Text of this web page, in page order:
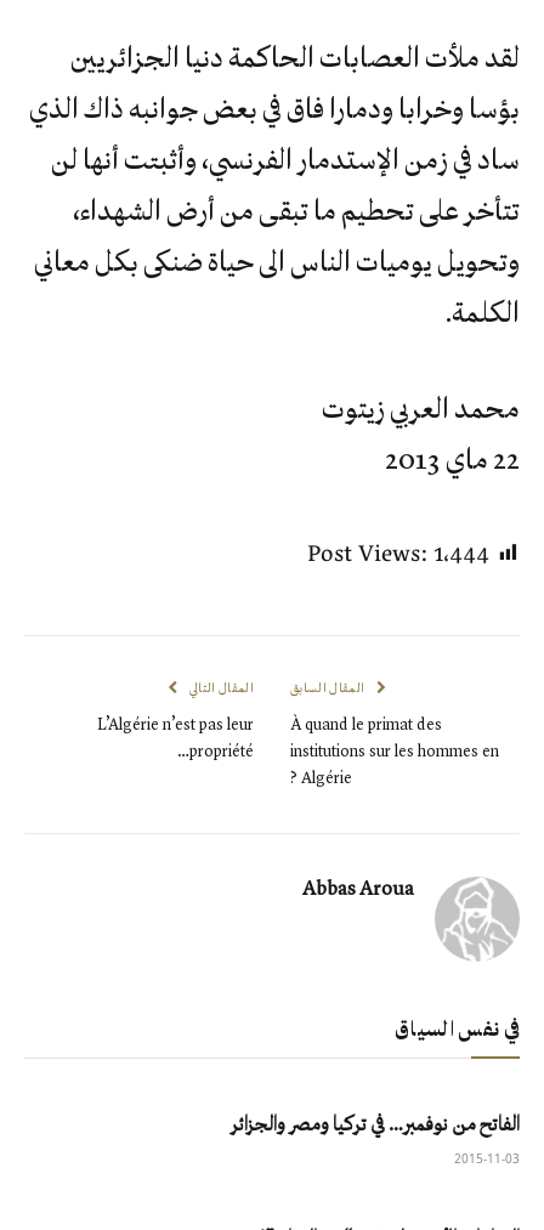
لقد ملأت العصابات الحاكمة دنيا الجزائريين
بؤسا وخرابا ودمارا فاق في بعض جوانبه ذاك الذي
ساد في زمن الإستدمار الفرنسي، وأثبتت أنها لن
تتأخر على تحطيم ما تبقى من أرض الشهداء،
وتحويل يوميات الناس الى حياة ضنكى بكل معاني
الكلمة.
محمد العربي زيتوت
22 ماي 2013
Post Views:1٬444
المقال السابق
À quand le primat des
institutions sur les hommes en
Algérie ?
المقال التالي
L’Algérie n’est pas leur
propriété…
Abbas Aroua
في نفس السياق
الفاتح من نوفمبر… في تركيا ومصر والجزائر
2015-11-03